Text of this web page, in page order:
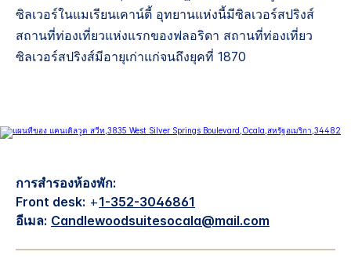
ซิลเวอร์ในแมเรียนเคาน์ตี้ อุทยานแห่งนี้มีซิลเวอร์สปริงส์
สถานที่ท่องเที่ยวแห่งแรกของฟลอริดา สถานที่ท่องเที่ยว
ซิลเวอร์สปริงส์มีอายุเก่าแก่จนถึงยุคที่ 1870
การสำรองห้องพัก:
Front desk: +1-352-3046861
อีเมล: Candlewoodsuitesocala@mail.com